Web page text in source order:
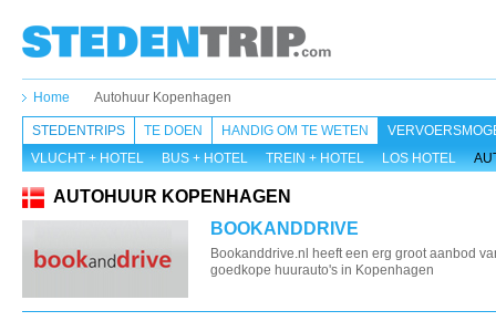
Home Autohuur Kopenhagen
STEDENTRIPS TE DOEN HANDIG OM TE WETEN
VLUCHT + HOTEL
BUS + HOTEL TREIN + HOTEL LOS HOTEL
AUTOHUUR KOPENHAGEN
BOOKANDDRIVE
Bookanddrive.nl heeft een erg groot aanbod
goedkope huurauto's in Kopenhagen